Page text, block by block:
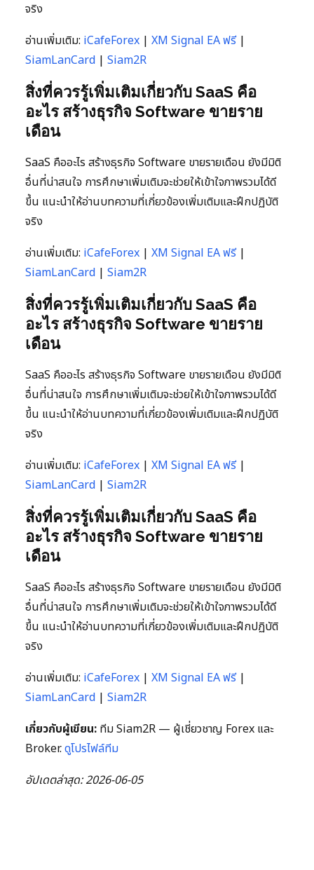
จริง
อ่านเพิ่มเติม: iCafeForex | XM Signal EA ฟรี|
SiamLanCard | Siam2R
สิ่งที่ควรรู้เพิ่มเติมเกี่ยวกับ SaaS คือ
อะไร สร้างธุรกิจ Software ขายราย
เดือน
SaaS คืออะไร สร้างธุรกิจ Software ขายรายเดือน ยังมีมิติ
อื่นที่น่าสนใจ การศึกษาเพิ่มเติมจะช่วยให้เข้าใจภาพรวมได้ดี
ขึ้น แนะนำให้อ่านบทความที่เกี่ยวข้องเพิ่มเติมและฝึกปฏิบัติ
จริง
อ่านเพิ่มเติม: iCafeForex | XM Signal EA ฟรี|
SiamLanCard | Siam2R
สิ่งที่ควรรู้เพิ่มเติมเกี่ยวกับ SaaS คือ
อะไร สร้างธุรกิจ Software ขายราย
เดือน
SaaS คืออะไร สร้างธุรกิจ Software ขายรายเดือน ยังมีมิติ
อื่นที่น่าสนใจ การศึกษาเพิ่มเติมจะช่วยให้เข้าใจภาพรวมได้ดี
ขึ้น แนะนำให้อ่านบทความที่เกี่ยวข้องเพิ่มเติมและฝึกปฏิบัติ
จริง
อ่านเพิ่มเติม: iCafeForex | XM Signal EA ฟรี|
SiamLanCard | Siam2R
สิ่งที่ควรรู้เพิ่มเติมเกี่ยวกับ SaaS คือ
อะไร สร้างธุรกิจ Software ขายราย
เดือน
SaaS คืออะไร สร้างธุรกิจ Software ขายรายเดือน ยังมีมิติ
อื่นที่น่าสนใจ การศึกษาเพิ่มเติมจะช่วยให้เข้าใจภาพรวมได้ดี
ขึ้น แนะนำให้อ่านบทความที่เกี่ยวข้องเพิ่มเติมและฝึกปฏิบัติ
จริง
อ่านเพิ่มเติม: iCafeForex | XM Signal EA ฟรี|
SiamLanCard | Siam2R
เกี่ยวกับผู้เขียน: ทีม Siam2R — ผู้เชี่ยวชาญ Forex และ
Broker.ดูโปรไฟล์ทีม
อัปเดตล่าสุด: 2026-06-05